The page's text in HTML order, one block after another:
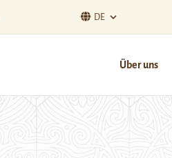
DE
Über uns